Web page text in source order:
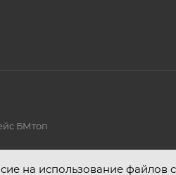
БМтоп
на использование